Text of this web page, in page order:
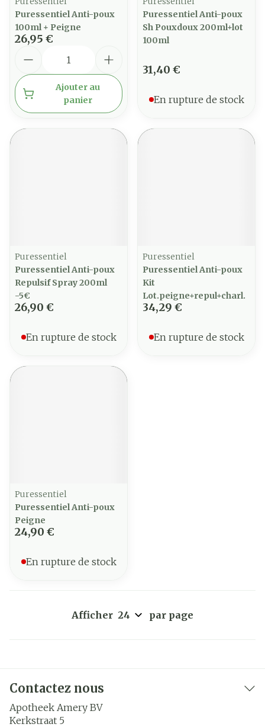
Puressentiel Anti-poux
100ml + Peigne
26,95 €
Ajouter au
panier
Puressentiel Anti-poux
Sh Pouxdoux 200ml+lot
100ml
31,40 €
En rupture de stock
Puressentiel
Puressentiel Anti-poux
Repulsif Spray 200ml
-5€
26,90 €
En rupture de stock
Puressentiel
Puressentiel Anti-poux
Kit
Lot.peigne+repul+charl.
34,29 €
En rupture de stock
Puressentiel
Puressentiel Anti-poux
Peigne
24,90 €
En rupture de stock
Afficher par page
Contactez nous
Apotheek Amery BV
Kerkstraat 5